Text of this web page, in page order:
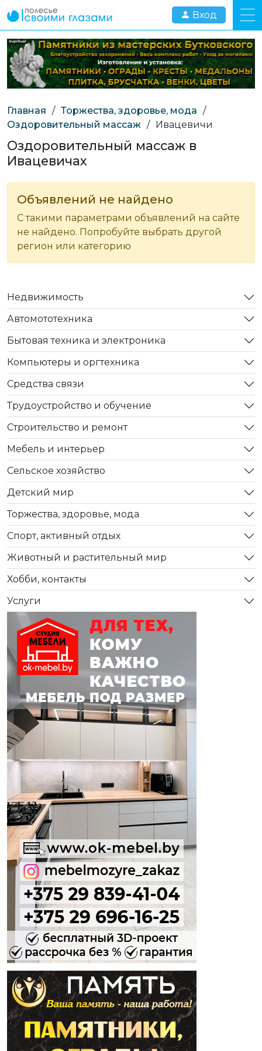
Вход
Главная / Торжества, здоровье, мода /
Оздоровительный массаж / Ивацевичи
Оздоровительный массаж в
Ивацевичах
Объявлений не найдено
С такими параметрами объявлений на сайте
не найдено. Попробуйте выбрать другой
регион или категорию
Недвижимость
Автомототехника
Бытовая техника и электроника
Компьютеры и оргтехника
Средства связи
Трудоустройство и обучение
Строительство и ремонт
Мебель и интерьер
Сельское хозяйство
Детский мир
Торжества, здоровье, мода
Спорт, активный отдых
Животный и растительный мир
Хобби, контакты
Услуги